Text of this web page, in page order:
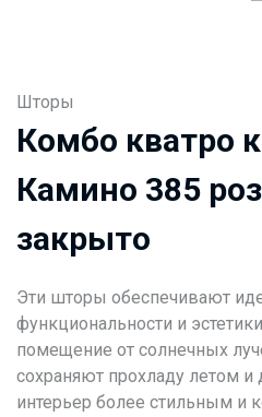
Шторы
Комбо кватро
Камино 385
закрыто
Эти шторы обеспечивают
функциональности и
помещение от солнечных
сохраняют прохладу летом
интерьер более стильным и